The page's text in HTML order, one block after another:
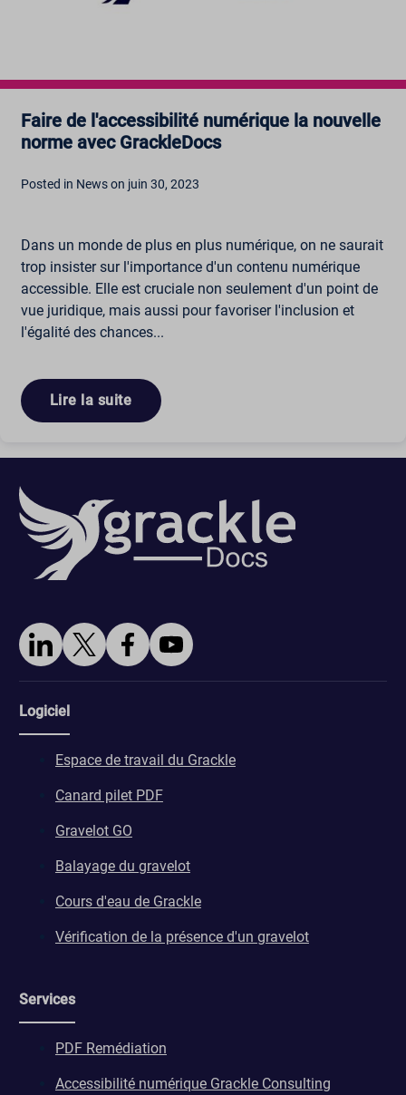
Faire de l'accessibilité numérique la nouvelle
norme avec GrackleDocs
Posted in News on juin 30, 2023
Dans un monde de plus en plus numérique, on ne saurait
trop insister sur l'importance d'un contenu numérique
accessible. Elle est cruciale non seulement d'un point de
vue juridique, mais aussi pour favoriser l'inclusion et
l'égalité des chances...
Lire la suite
Logiciel
Espace de travail du Grackle
Canard pilet PDF
Gravelot GO
Balayage du gravelot
Cours d'eau de Grackle
Vérification de la présence d'un gravelot
Services
PDF Remédiation
Accessibilité numérique Grackle Consulting